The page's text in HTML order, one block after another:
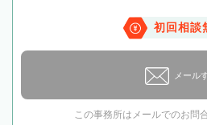
初回相談
メール
この事務所はメールでのお問